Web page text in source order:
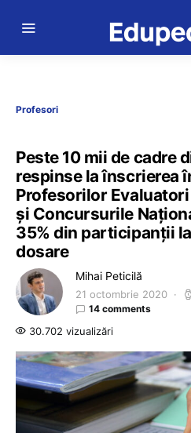
Profesori
Peste 10 mii de cadre
respinse la înscrierea
Profesorilor
și Concursurile
35% din participanții
dosare
Mihai Peticilă
21 octombrie 2020
14 comments
30.702 vizualizări